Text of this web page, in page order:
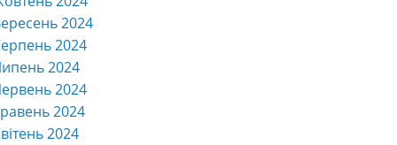
2024
2024
2024
2024
2024
2024